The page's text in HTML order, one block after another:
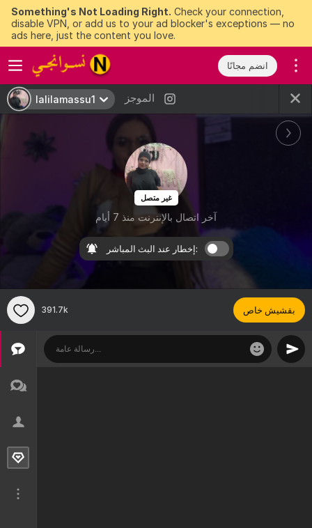
Something's Not Loading Right. Check your connection,
disable VPN, or add us to your ad blocker's exceptions — no
ads here, just the content you love.
انضم مجانًا
lalilamassu1 الموجز
غير متصل
آخر اتصال بالإنترنت منذ 7 أيام
إخطار عند البث المباشر:
391.7k بقشيش خاص